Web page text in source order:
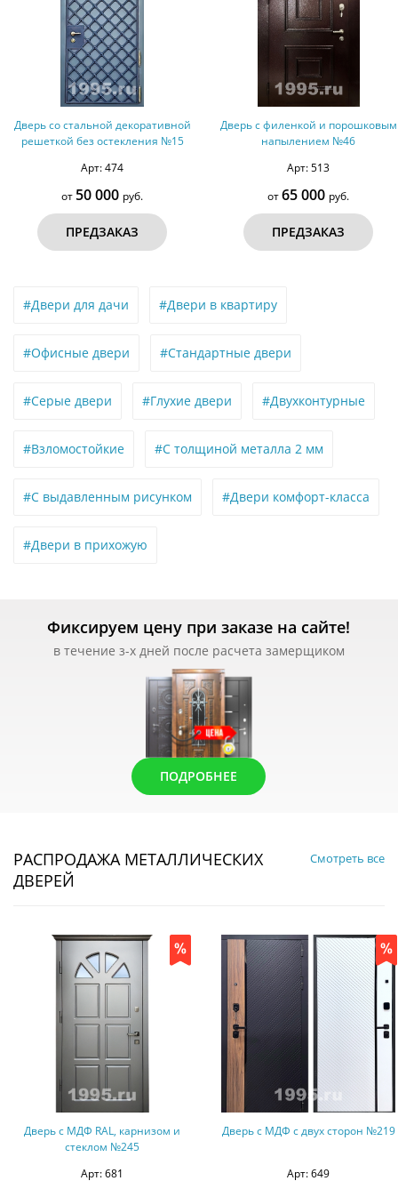
Дверь со стальной декоративной
решеткой без остекления №15
Арт: 474
от 50 000 руб.
ПРЕДЗАКАЗ
Дверь с филенкой и порошковым
напылением №46
Арт: 513
от65 000 руб.
ПРЕДЗАКАЗ
#Двери для дачи #Двери в квартиру
#Офисные двери #Стандартные двери
#Серые двери #Глухие двери #Двухконтурные
#Взломостойкие #С толщиной металла 2 мм
#С выдавленным рисунком #Двери комфорт-класса
#Двери в прихожую
Фиксируем цену при заказе на сайте!
в течение з-х дней после расчета замерщиком
ПОДРОБНЕЕ
РАСПРОДАЖА МЕТАЛЛИЧЕСКИХ
ДВЕРЕЙ
Смотреть все
Дверь с МДФ RAL, карнизом и
стеклом №245
Арт: 681
Дверь с МДФ с двух сторон №219
Арт: 649